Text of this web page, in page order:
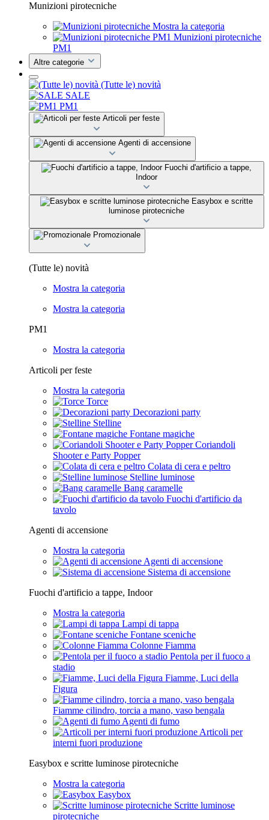
Munizioni pirotecniche
Mostra la categoria
Munizioni pirotecniche
PM1
Altre categorie
(Tutte le) novità
SALE
PM1
Articoli per feste
Agenti di accensione
Fuochi d'artificio a tappe,
Indoor
Easybox e scritte
luminose pirotecniche
Promozionale
(Tutte le) novità
Mostra la categoria
Mostra la categoria
PM1
Mostra la categoria
Articoli per feste
Mostra la categoria
Torce
Decorazioni party
Stelline
Fontane magiche
Coriandoli
Shooter e Party Popper
Colata di cera e peltro
Stelline luminose
Bang caramelle
Fuochi d'artificio da
tavolo
Agenti di accensione
Mostra la categoria
Agenti di accensione
Sistema di accensione
Fuochi d'artificio a tappe, Indoor
Mostra la categoria
Lampi di tappa
Fontane sceniche
Colonne Fiamma
Pentola per il fuoco a
stadio
Fiamme, Luci della
Figura
Fiamme cilindro, torcia a mano, vaso bengala
Agenti di fumo
Articoli per
interni fuori produzione
Easybox e scritte luminose pirotecniche
Mostra la categoria
Easybox
Scritte luminose
pirotecniche